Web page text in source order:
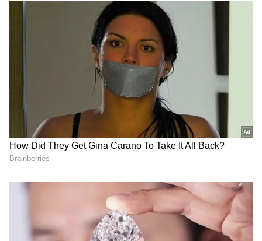
Related Articles
Ice Apple: తాటి ముంజల్లో ఇన్ని పోషకాలా? తెలిస్తే
బుట్టలు బుట్టలు కొంటారు